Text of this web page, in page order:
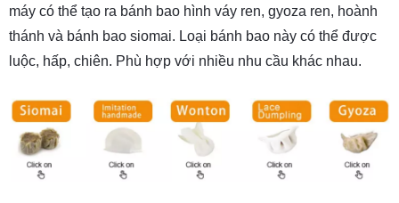
máy có thể tạo ra bánh bao hình váy ren, gyoza ren, hoành
thánh và bánh bao siomai. Loại bánh bao này có thể được
luộc, hấp, chiên. Phù hợp với nhiều nhu cầu khác nhau.